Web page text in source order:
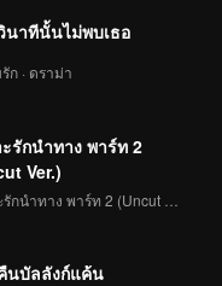
นาทีนั้นไม่พบเธอ
ก · ดราม่า
ะรักนำทาง พาร์ท 2
Ver.)
นบัลลังก์แค้น